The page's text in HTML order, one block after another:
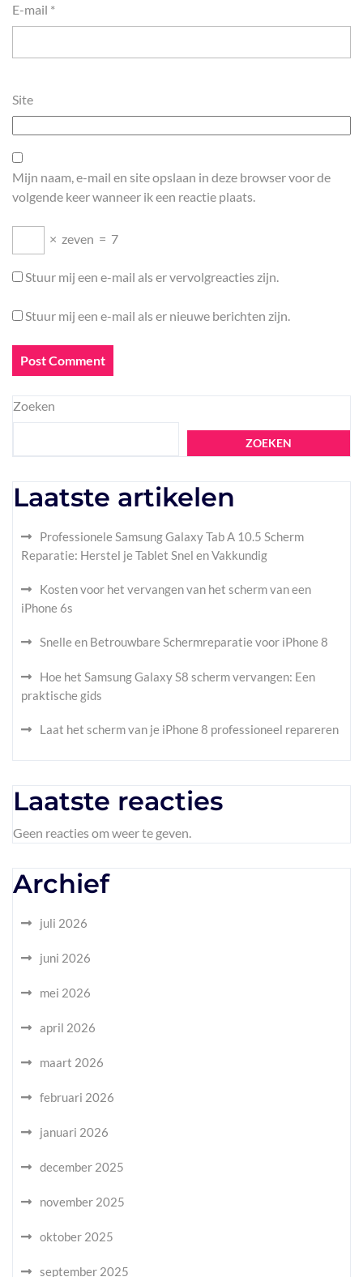
E-mail *
Site
Mijn naam, e-mail en site opslaan in deze browser voor de
volgende keer wanneer ik een reactie plaats.
× zeven = 7
Stuur mij een e-mail als er vervolgreacties zijn.
Stuur mij een e-mail als er nieuwe berichten zijn.
Zoeken
ZOEKEN
Laatste artikelen
Professionele Samsung Galaxy Tab A 10.5 Scherm
Reparatie: Herstel je Tablet Snel en Vakkundig
Kosten voor het vervangen van het scherm van een
iPhone 6s
Snelle en Betrouwbare Schermreparatie voor iPhone 8
Hoe het Samsung Galaxy S8 scherm vervangen: Een
praktische gids
Laat het scherm van je iPhone 8 professioneel repareren
Laatste reacties
Geen reacties om weer te geven.
Archief
juli 2026
juni 2026
mei 2026
april 2026
maart 2026
februari 2026
januari 2026
december 2025
november 2025
oktober 2025
september 2025